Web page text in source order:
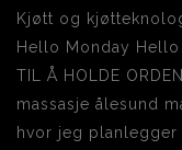
Kjøtt og
Hello Monday Hello
TIL Å HOLDE
massasje ålesund
hvor jeg